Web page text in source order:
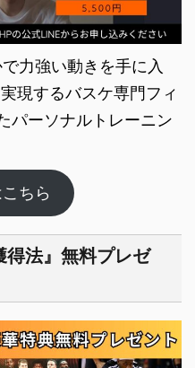
力強い動きを手に入
現するバスケ専門フィ
パーソナルト​レーニン
ちら
得法』無料プレゼ